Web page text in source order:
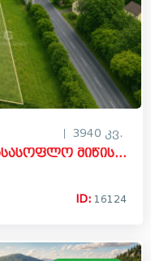
3940 კვ.
იყიდება კომერციული - არასასოფლო მიწის ნაკვეთი მისაქციელში, მცხეთა
ID: 16124